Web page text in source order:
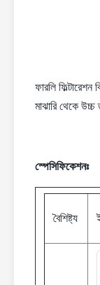
ফারলি
মাঝারি থেকে উচ্চ
স্পেসিফিকেশনঃ
বৈশিষ্ট্য